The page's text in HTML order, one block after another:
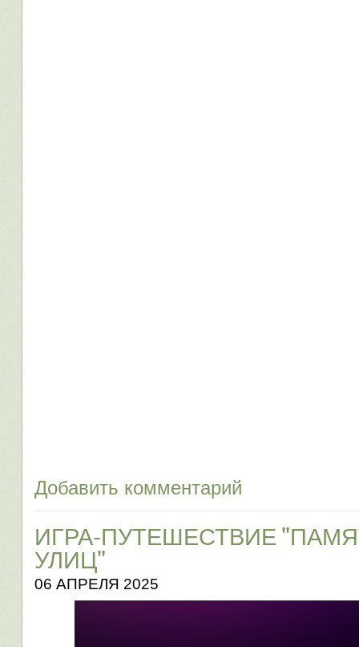
Добавить комментарий
ИГРА-ПУТЕШЕСТВИЕ
УЛИЦ"
06 АПРЕЛЯ 2025